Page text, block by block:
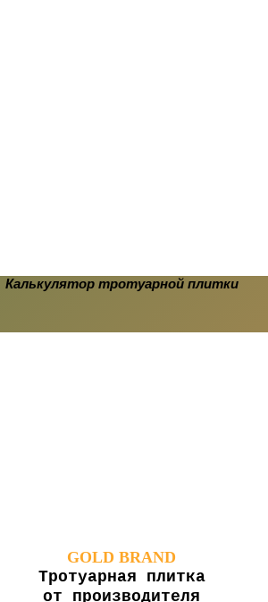
Калькулятор тротуарной плитки
GOLD BRAND
Тротуарная плитка
от производителя